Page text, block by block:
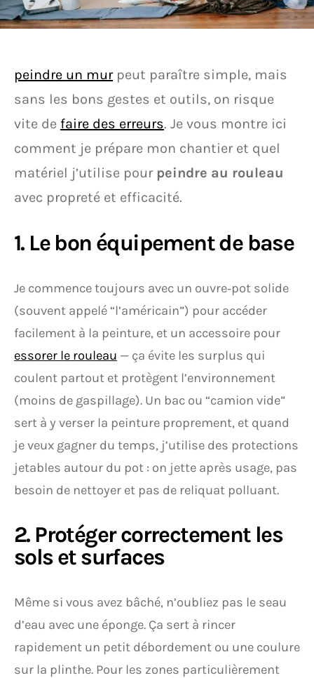
peindre un murpeut paraître simple, mais
sans les bons gestes et outils, on risque
vite de faire des erreurs. Je vous montre ici
comment je prépare mon chantier et quel
matériel j’utilise pour peindre au rouleau
avec propreté et efficacité.
1. Le bon équipement de base
Je commence toujours avec un ouvre‑pot solide
(souvent appelé “l’américain”) pour accéder
facilement à la peinture, et un accessoire pour
essorer le rouleau — ça évite les surplus qui
coulent partout et protègent l’environnement
(moins de gaspillage). Un bac ou “camion vide”
sert à y verser la peinture proprement, et quand
je veux gagner du temps, j’utilise des protections
jetables autour du pot : on jette après usage, pas
besoin de nettoyer et pas de reliquat polluant.
2. Protéger correctement les
sols et surfaces
Même si vous avez bâché, n’oubliez pas le seau
d’eau avec une éponge. Ça sert à rincer
rapidement un petit débordement ou une coulure
sur la plinthe. Pour les zones particulièrement